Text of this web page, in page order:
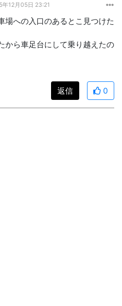
年12月05日 23:21
場への入口のあるとこ見つけた
から車足台にして乗り越えたの
返信 0